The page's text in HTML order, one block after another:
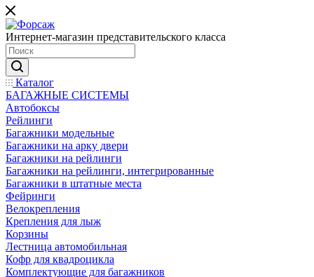
Интернет-магазин представительского класса
Каталог
БАГАЖНЫЕ СИСТЕМЫ
Автобоксы
Рейлинги
Багажники модельные
Багажники на арку двери
Багажники на рейлинги
Багажники на рейлинги, интегрированные
Багажники в штатные места
Фейринги
Велокрепления
Крепления для лыж
Корзины
Лестница автомобильная
Кофр для квадроцикла
Комплектующие для багажников